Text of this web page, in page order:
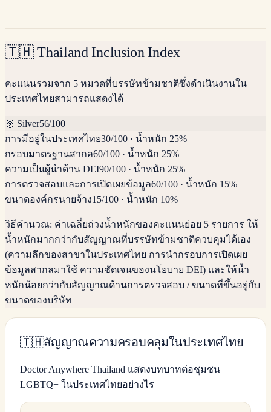
🇹🇭 Thailand Inclusion Index
คะแนนรวมจาก 5 หมวดที่บรรษัทข้ามชาติซึ่งดำเนินงานใน
ประเทศไทยสามารถแสดงได้
🥈 Silver56/100
การมีอยู่ในประเทศไทย30/100 · น้ำหนัก 25%
กรอบมาตรฐานสากล60/100 · น้ำหนัก 25%
ความเป็นผู้นำด้าน DEI90/100 · น้ำหนัก 25%
การตรวจสอบและการเปิดเผยข้อมูล60/100 · น้ำหนัก 15%
ขนาดองค์กรนายจ้าง15/100 · น้ำหนัก 10%
วิธีคำนวณ: ค่าเฉลี่ยถ่วงน้ำหนักของคะแนนย่อย 5 รายการ ให้
น้ำหนักมากกว่ากับสัญญาณที่บรรษัทข้ามชาติควบคุมได้เอง
(ความลึกของสาขาในประเทศไทย การนำกรอบการเปิดเผย
ข้อมูลสากลมาใช้ ความชัดเจนของนโยบาย DEI) และให้น้ำ
หนักน้อยกว่ากับสัญญาณด้านการตรวจสอบ / ขนาดที่ขึ้นอยู่กับ
ขนาดของบริษัท
🇹🇭สัญญาณความครอบคลุมในประเทศไทย
Doctor Anywhere Thailand แสดงบทบาทต่อชุมชน
LGBTQ+ ในประเทศไทยอย่างไร